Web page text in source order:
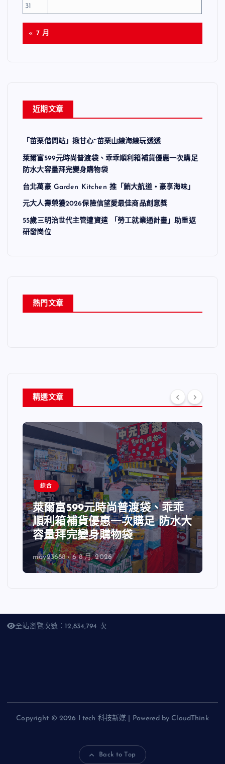
31
« 7 月
近期文章
「苗栗借問站」揪甘心~苗栗山線海線玩透透
萊爾富599元時尚普渡袋、乖乖順利箱補貨優惠一次購足
防水大容量拜完變身購物袋
台北萬豪 Garden Kitchen 推「鮪大航道・豪享海味」
元大人壽榮獲2026保險信望愛最佳商品創意獎
55歲三明治世代主管遭資遣 「勞工就業通計畫」助重返
研發崗位
熱門文章
精選文章
綜合
萊爾富599元時尚普渡袋、乖乖
順利箱補貨優惠一次購足 防水大
容量拜完變身購物袋
may23688 6 8 月, 2026
全站瀏覽次數：12,834,794 次
Copyright © 2026 I tech 科技新媒 | Powered by CloudThink
Back to Top